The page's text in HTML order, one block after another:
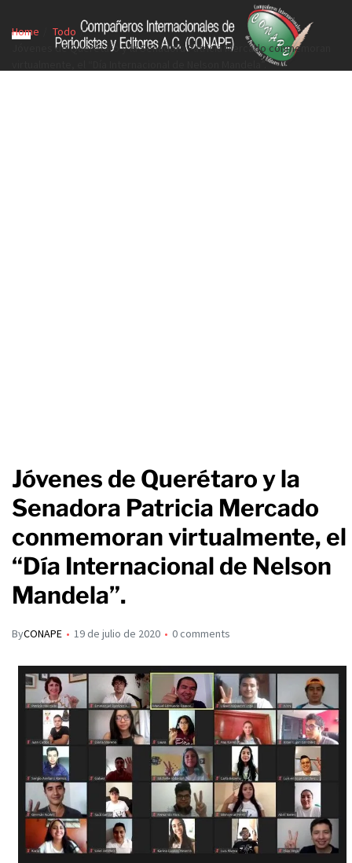
Home
Todo
Jóvenes de Querétaro y la Senadora Patricia Mercado conmemoran
virtualmente, el “Día Internacional de Nelson Mandela”.
Jóvenes de Querétaro y la
Senadora Patricia Mercado
conmemoran virtualmente, el
“Día Internacional de Nelson
Mandela”.
ByCONAPE 19 de julio de 2020 0 comments